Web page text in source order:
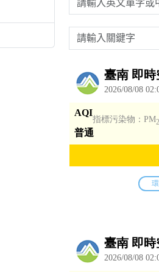
請輸入關鍵字